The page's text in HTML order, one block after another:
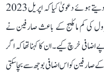
جے رام رمیش نے ایک آزاد تجزیے کا حوالہ دیتے ہوئے دعویٰ کیا کہ اپریل 2023
2026 کے درمیان ای-20 پٹرول کی کم مائلیج کے باعث صارفین نے
88 ہزار 234 کروڑ روپے اضافی خرچ کیے۔ ان کا کہنا تھا کہ اگر
قیمت کم کرکے صارفین کو اس اضافی بوجھ سے بچا سکتی